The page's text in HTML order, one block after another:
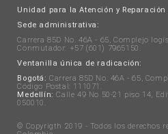
Unidad para la Atención y
Sede administrativa:
Carrera 85D No. 46A - 65, Complejo
Conmutador: +57 (601) 7965150.
Ventanilla única de radicación:
Bogotá: Carrera 85D No. 46A - 65,
Código Postal: 111071.
Medellín: Calle 49 No 50-21 piso 14,
050010.
© Copyrigth 2019 - Todos los derechos